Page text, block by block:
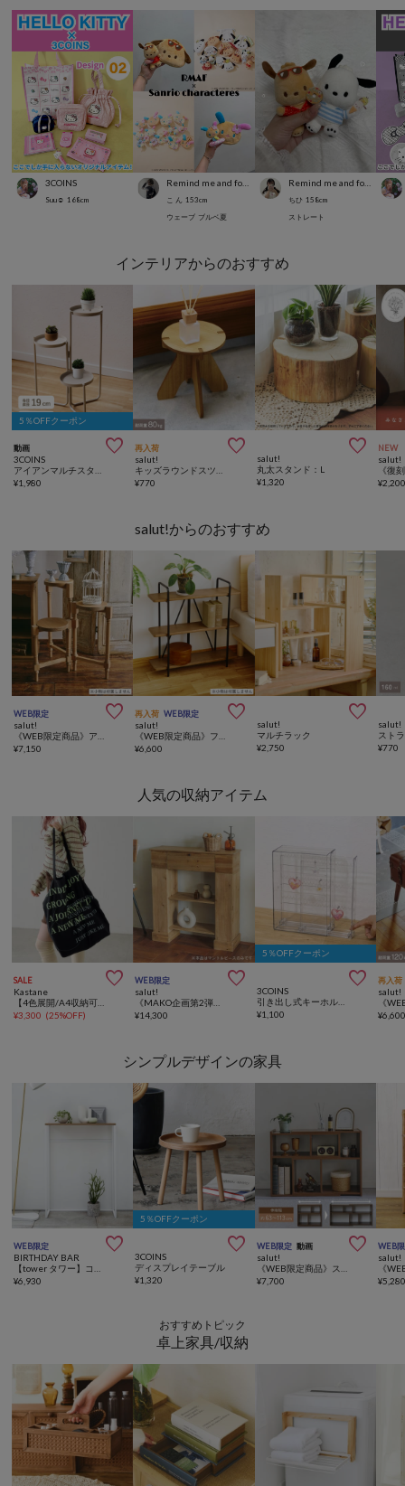
3COINS
Suu☺︎ 168cm こ ん 153cm
ウェーブ ブルベ夏
Remind me and forever
ちひ 158cm
ストレート
インテリアからのおすすめ
5％OFFクーポン
動画 
3COINS
¥1,980
再入荷 
salut!
¥770

salut!
丸太スタンド：L
¥1,320
NEW
salut!
¥
salut!からのおすすめ
WEB限定 
salut!
¥7,150
再入荷 WEB限定 
salut!
¥6,600

salut!
マルチラック
¥2,750
salut!
¥770
人気の収納アイテム
SALE 
Kastane
¥3,300 (25%OFF)
WEB限定 
salut!
¥14,300
5％OFFクーポン

3COINS
引き出し式キーホルダーケース／コレクション収納
¥1,100
再入荷
salut!
¥
シンプルデザインの家具
WEB限定 
BIRTHDAY BAR
¥6,930
5％OFFクーポン

3COINS
ディスプレイテーブル
¥1,320
WEB限定 動画 
salut!
¥7,700
WEB
salut!
¥
おすすめトピック
卓上家具/収納